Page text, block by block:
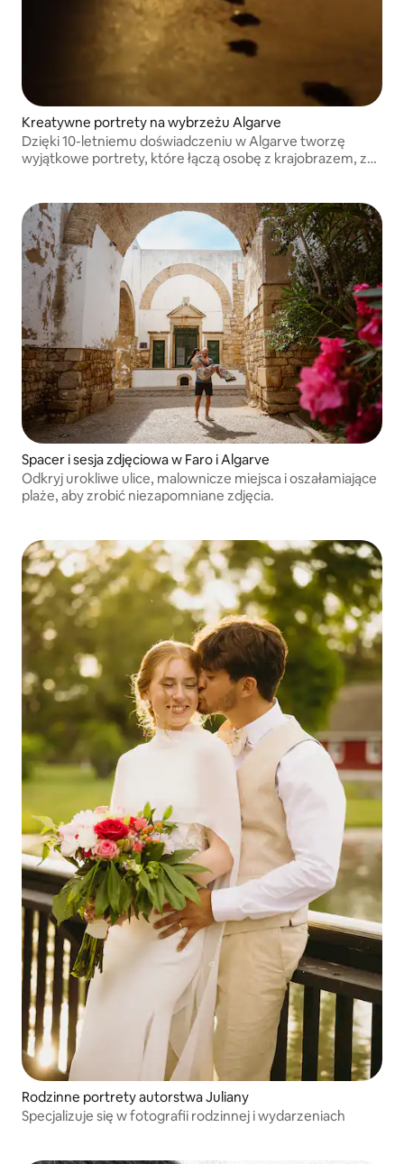
Kreatywne portrety na wybrzeżu Algarve
Dzięki 10-letniemu doświadczeniu w Algarve tworzę
wyjątkowe portrety, które łączą osobę z krajobrazem, z
Spacer i sesja zdjęciowa w Faro i Algarve
Odkryj urokliwe ulice, malownicze miejsca i oszałamiające
plaże, aby zrobić niezapomniane zdjęcia.
Rodzinne portrety autorstwa Juliany
Specjalizuje się w fotografii rodzinnej i wydarzeniach